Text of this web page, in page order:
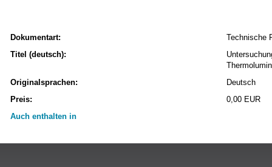
Dokumentart:
Technische
Titel (deutsch):
Originalsprachen:
Deutsch
Preis:
0,00 EUR
Auch enthalten in